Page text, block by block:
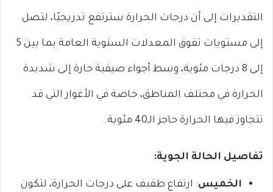
التقديرات إلى أن درجات الحرارة سترتفع تدريجيًا، لتصل
إلى مستويات تفوق المعدلات السنوية العامة بما بين 5
إلى 8 درجات مئوية، وسط أجواء صيفية حارة إلى شديدة
الحرارة في مختلف المناطق، خاصة في الأغوار التي قد
تتجاوز فيها الحرارة حاجز الـ40 مئوية.
تفاصيل الحالة الجوية:
الخميس: ارتفاع طفيف على درجات الحرارة، لتكون